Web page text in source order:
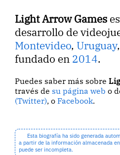
Light Arrow Games
desarrollo de
Montevideo, Uruguay
fundado en 2014.
Puedes saber más sobre
través de su página web o
(Twitter), oFacebook.
Esta biografía ha sido generada
a partir de la información almacenada
puede ser incompleta.